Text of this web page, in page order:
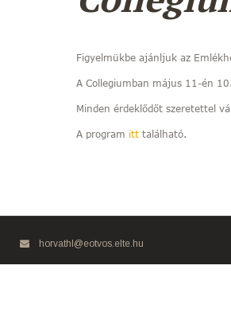
Figyelmükbe ajánljuk az
A Collegiumban május 11-én
Minden érdeklődőt szeretettel
A program itttalálható.
horvathl@eotvos.elte.hu